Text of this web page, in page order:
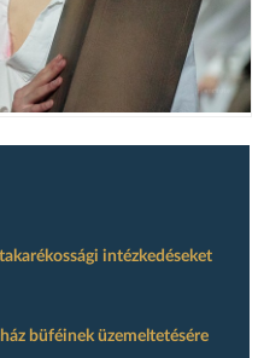
intézkedéseket
büféinek üzemeltetésére